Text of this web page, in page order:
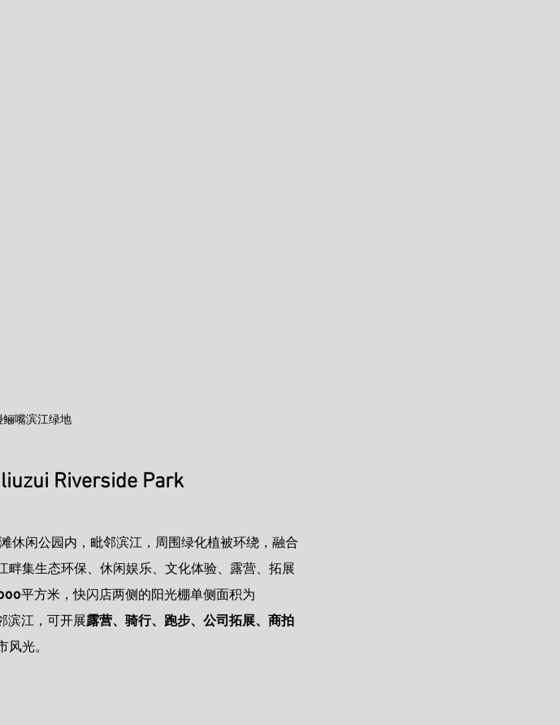
嘴滨江绿地
Riverside Park
休闲公园内，毗邻滨江，周围绿化植被环绕，融合
集生态环保、休闲娱乐、文化体验、露营、拓展
平方米，快闪店两侧的阳光棚单侧面积为
滨江，可开展露营、骑行、跑步、公司拓展、商拍
光。